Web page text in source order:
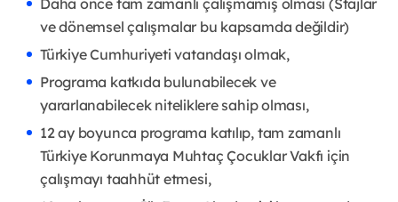
Daha önce tam zamanlı çalışmamış olması (Stajlar
ve dönemsel çalışmalar bu kapsamda değildir)
Türkiye Cumhuriyeti vatandaşı olmak,
Programa katkıda bulunabilecek ve
yararlanabilecek niteliklere sahip olması,
12 ay boyunca programa katılıp, tam zamanlı
Türkiye Korunmaya Muhtaç Çocuklar Vakfı için
çalışmayı taahhüt etmesi,